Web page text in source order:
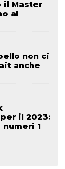
il Master
al
non ci
anche
il 2023:
1